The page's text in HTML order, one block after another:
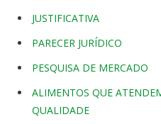
JUSTIFICATIVA
PARECER JURÍDICO
PESQUISA DE MERCADO
ALIMENTOS QUE
QUALIDADE